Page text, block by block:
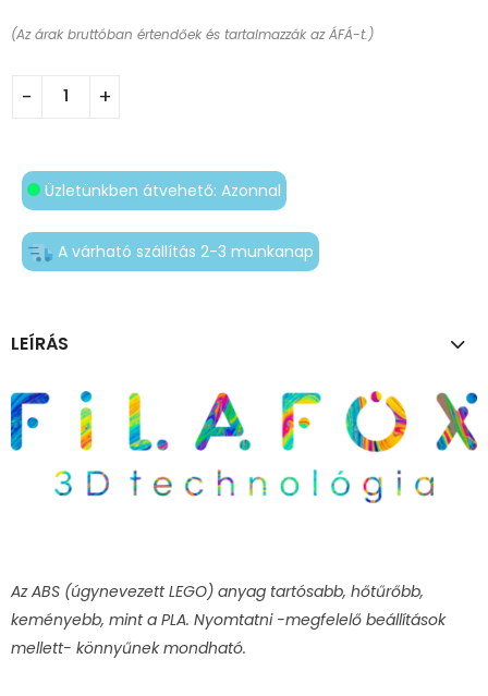
(Az árak bruttóban értendőek és tartalmazzák az ÁFÁ-t.)
Üzletünkben átvehető: Azonnal
A várható szállítás 2-3 munkanap
LEÍRÁS
Az ABS (úgynevezett LEGO) anyag tartósabb, hőtűrőbb,
keményebb, mint a PLA. Nyomtatni -megfelelő beállítások
mellett- könnyűnek mondható.